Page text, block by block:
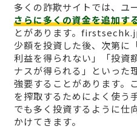
多くの詐欺サイトでは、ユ
さらに多くの資金を追加す
とがあります。
少額を投資した後、次第に
利益を得られない」「投資
ナスが得られる」といった
強要することがあります。
を搾取するためによく使う
でも多く投資するように仕
かけてきます。